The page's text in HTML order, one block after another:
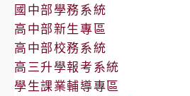
國中部學務系統
高中部新生專區
高中部校務系統
高三升學報考系統
學生課業輔導專區